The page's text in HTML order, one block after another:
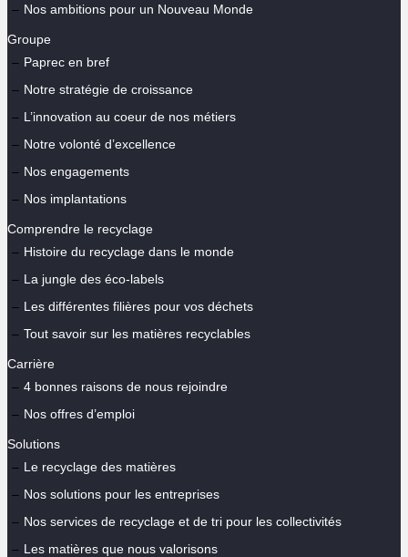
Nos ambitions pour un Nouveau Monde
Groupe
Paprec en bref
Notre stratégie de croissance
L’innovation au coeur de nos métiers
Notre volonté d’excellence
Nos engagements
Nos implantations
Comprendre le recyclage
Histoire du recyclage dans le monde
La jungle des éco-labels
Les différentes filières pour vos déchets
Tout savoir sur les matières recyclables
Carrière
4 bonnes raisons de nous rejoindre
Nos offres d’emploi
Solutions
Le recyclage des matières
Nos solutions pour les entreprises
Nos services de recyclage et de tri pour les collectivités
Les matières que nous valorisons